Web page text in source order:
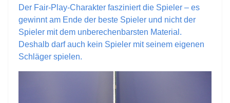
Der Fair-Play-Charakter fasziniert die Spieler – es
gewinnt am Ende der beste Spieler und nicht der
Spieler mit dem unberechenbarsten Material.
Deshalb darf auch kein Spieler mit seinem eigenen
Schläger spielen.